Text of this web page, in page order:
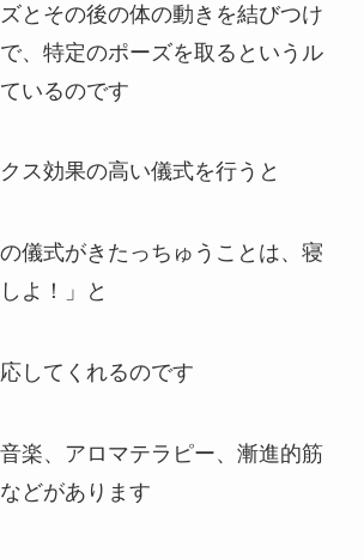
とその後の体の動きを結びつけ
、特定のポーズを取るというル
いるのです
ス効果の高い儀式を行うと
の儀式がきたっちゅうことは、寝
よ！」と
してくれるのです
楽、アロマテラピー、漸進的筋
どがあります